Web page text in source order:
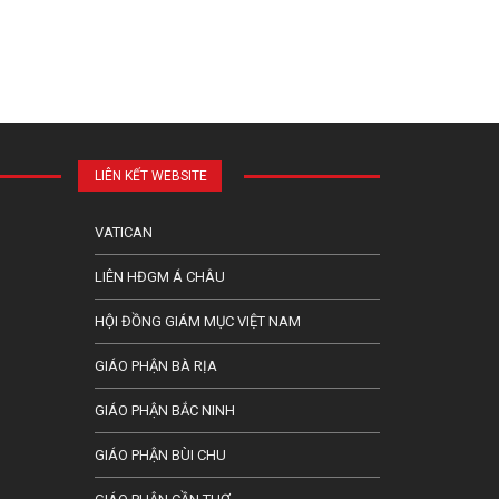
LIÊN KẾT WEBSITE
VATICAN
LIÊN HĐGM Á CHÂU
HỘI ĐỒNG GIÁM MỤC VIỆT NAM
GIÁO PHẬN BÀ RỊA
GIÁO PHẬN BẮC NINH
GIÁO PHẬN BÙI CHU